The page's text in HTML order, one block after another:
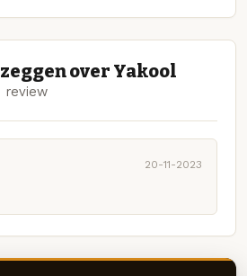
over Yakool
review
20-11-2023